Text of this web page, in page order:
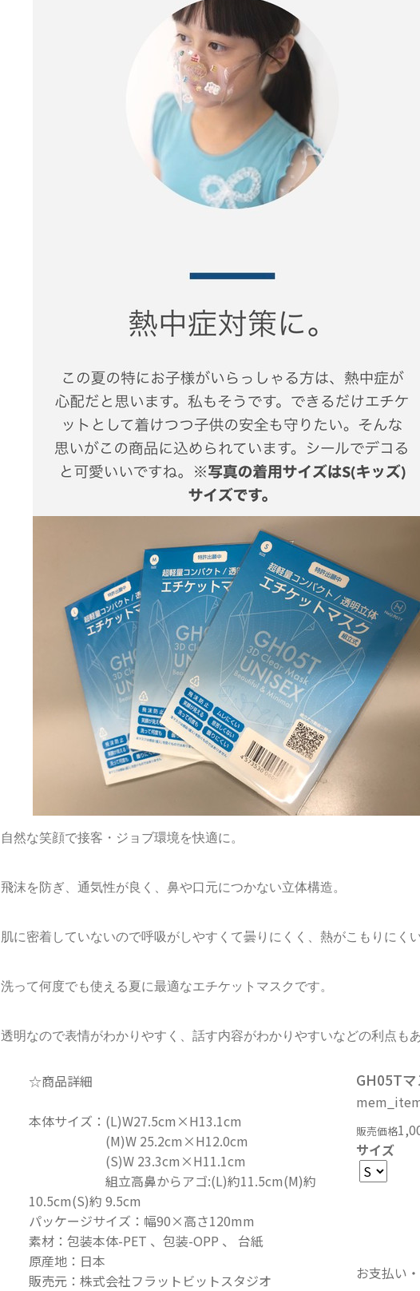
自然な笑顔で接客・ジョブ環境を快適に。
飛沫を防ぎ、通気性が良く、鼻や口元につかない立体構造。
肌に密着していないので呼吸がしやすくて曇りにくく、熱がこもりにく
洗って何度でも使える夏に最適なエチケットマスクです。
透明なので表情がわかりやすく、話す内容がわかりやすいなどの利点もあ
☆商品詳細
本体サイズ：(L)W27.5cm×H13.1cm
(M)W 25.2cm×H12.0cm
(S)W 23.3cm×H11.1cm
組立高鼻からアゴ:(L)約11.5cm(M)約
10.5cm(S)約 9.5cm
パッケージサイズ：幅90×高さ120mm
素材：包装本体-PET 、包装-OPP 、 台紙
原産地：日本
販売元：株式会社フラットビットスタジオ
GH05Tマ
販売価格
サイズ
お支払い